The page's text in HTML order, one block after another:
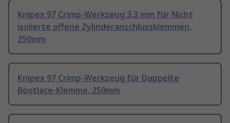
Knipex 97 Crimp-Werkzeug 3.3 mm für Nicht
isolierte offene Zylinderanschlussklemmen,
250mm
Knipex 97 Crimp-Werkzeug für Doppelte
Bootlace-Klemme, 250mm